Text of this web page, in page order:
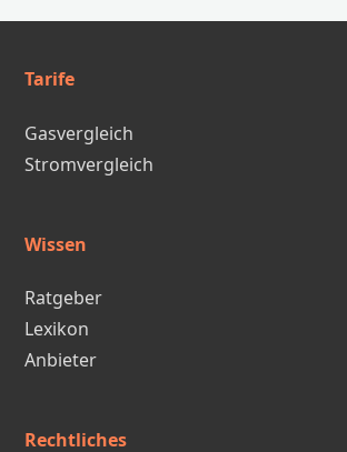
Tarife
Gasvergleich
Stromvergleich
Wissen
Ratgeber
Lexikon
Anbieter
Rechtliches